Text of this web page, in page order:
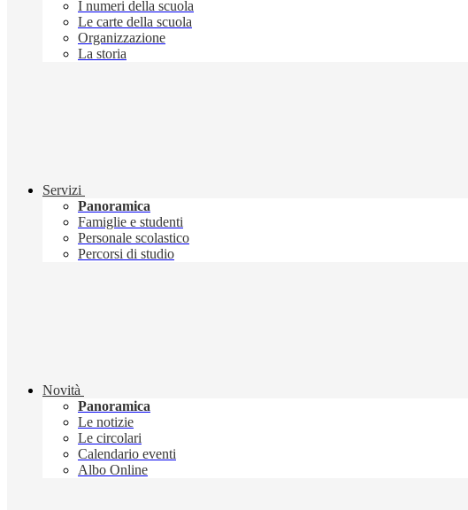
I numeri della scuola
Le carte della scuola
Organizzazione
La storia
Servizi
Panoramica
Famiglie e studenti
Personale scolastico
Percorsi di studio
Novità
Panoramica
Le notizie
Le circolari
Calendario eventi
Albo Online